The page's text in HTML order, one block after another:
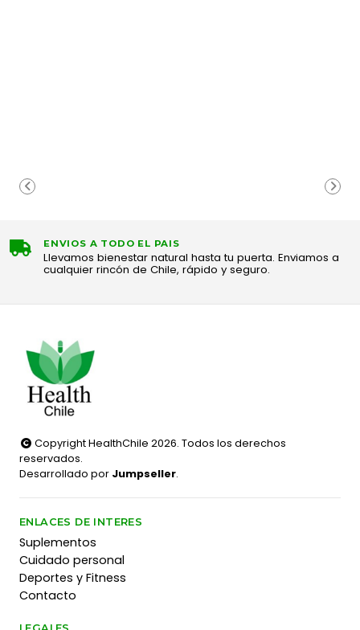
ENVIOS A TODO EL PAIS
Llevamos bienestar natural hasta tu puerta. Enviamos a
cualquier rincón de Chile, rápido y seguro.
Copyright HealthChile 2026. Todos los derechos
reservados.
Desarrollado por Jumpseller.
ENLACES DE INTERES
Suplementos
Cuidado personal
Deportes y Fitness
Contacto